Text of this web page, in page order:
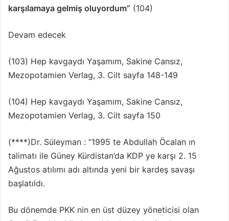
karşılamaya gelmiş oluyordum” (104)
Devam edecek
(103) Hep kavgaydı Yaşamım, Sakine Cansız,
Mezopotamien Verlag, 3. Cilt sayfa 148-149
(104) Hep kavgaydı Yaşamım, Sakine Cansız,
Mezopotamien Verlag, 3. Cilt sayfa 150
(****)Dr. Süleyman : “1995 te Abdullah Öcalan ın
talimatı ile Güney Kürdistan’da KDP ye karşı 2. 15
Ağustos atılımı adı altında yeni bir kardeş savaşı
başlatıldı.
Bu dönemde PKK nin en üst düzey yöneticisi olan